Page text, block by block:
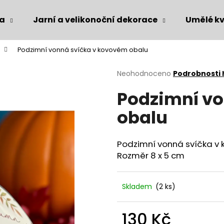
Jarní a velikonoční dekorace Umělé
Podzimní vonná svíčka v kovovém obalu
Průměrné
produktu
je
z
hvězdiček.
Neohodnoceno Podrobnosti
Podzimní
obalu
Podzimní vonná svíčka v
Rozměr 8 x 5 cm
Skladem (2 ks)
130 Kč
Co potřebujete najít?
HLEDAT
Doporučujeme